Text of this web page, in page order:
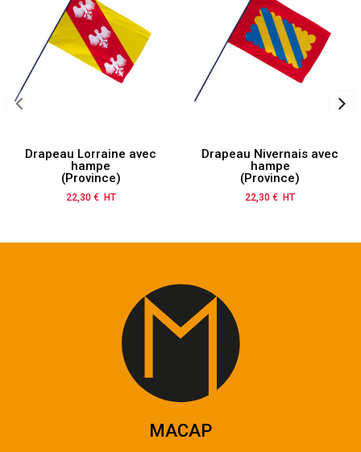
Drapeau Lorraine avec
hampe
(Province)
Prix
22,30 € HT
Drapeau Nivernais avec
hampe
(Province)
Prix
22,30 € HT
MACAP